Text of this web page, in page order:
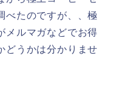
べたのですが、、極
メルマガなどでお得
どうかは分かりませ